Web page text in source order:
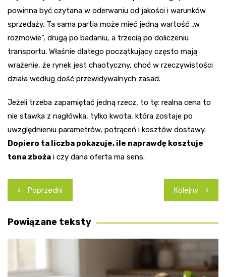
powinna być czytana w oderwaniu od jakości i warunków
sprzedaży. Ta sama partia może mieć jedną wartość „w
rozmowie”, drugą po badaniu, a trzecią po doliczeniu
transportu. Właśnie dlatego początkujący często mają
wrażenie, że rynek jest chaotyczny, choć w rzeczywistości
działa według dość przewidywalnych zasad.
Jeżeli trzeba zapamiętać jedną rzecz, to tę: realna cena to
nie stawka z nagłówka, tylko kwota, która zostaje po
uwzględnieniu parametrów, potrąceń i kosztów dostawy.
Dopiero ta liczba pokazuje, ile naprawdę kosztuje
tona zboża i czy dana oferta ma sens.
Nawigacja
wpisu
Poprzedni Kolejny
Powiązane teksty